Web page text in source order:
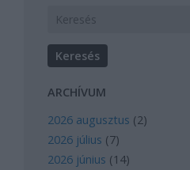
ARCHÍVUM
2026 augusztus (2)
2026 július (7)
2026 június (14)